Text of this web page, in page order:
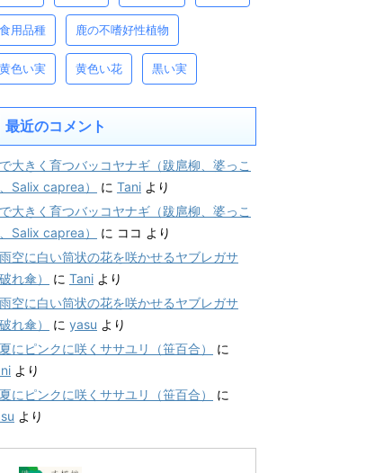
食用品種 鹿の不嗜好性植物
黄色い実 黄色い花 黒い実
最近のコメント
大きく育つバッコヤナギ（跋扈柳、婆っこ
Salix caprea）
に Tani より
大きく育つバッコヤナギ（跋扈柳、婆っこ
Salix caprea）
に ココ より
空に白い筒状の花を咲かせるヤブレガサ
破れ傘）
に Tani より
空に白い筒状の花を咲かせるヤブレガサ
破れ傘）
に yasu より
にピンクに咲くササユリ（笹百合）
に
より
にピンクに咲くササユリ（笹百合）
に
より